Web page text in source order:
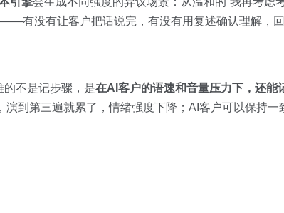
有没有让客户把话说完，有没有用复述确认理解，
不是记步骤，是在AI客户的语速和音量压力下，还能
到第三遍就累了，情绪强度下降；AI客户可以保持一